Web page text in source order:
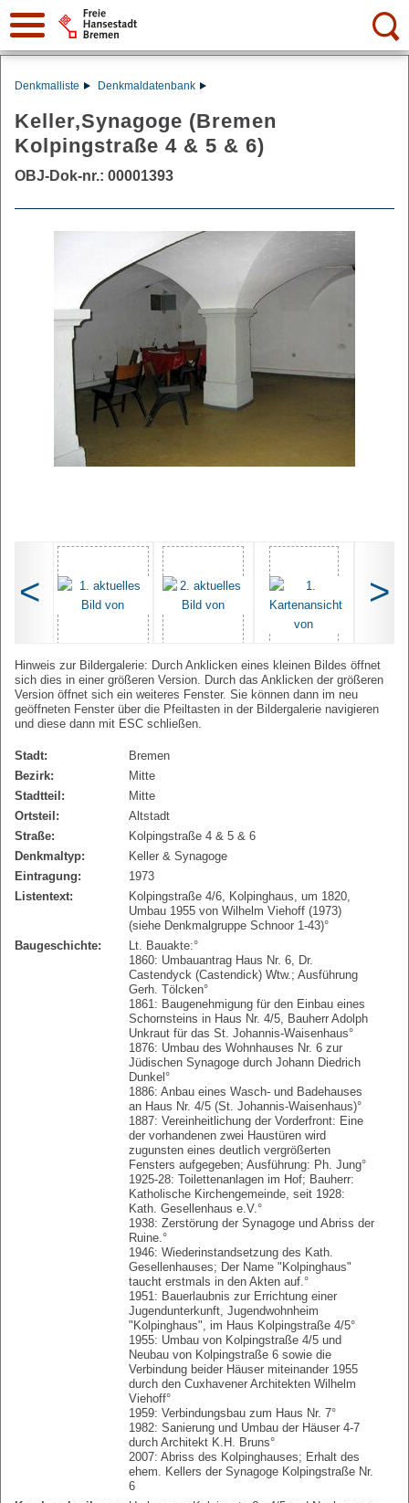
Suche:
Denkmalliste Denkmaldatenbank
Keller,Synagoge (Bremen
Kolpingstraße 4 & 5 & 6)
OBJ-Dok-nr.: 00001393
< >
Hinweis zur Bildergalerie: Durch Anklicken eines kleinen Bildes öffnet
sich dies in einer größeren Version. Durch das Anklicken der größeren
Version öffnet sich ein weiteres Fenster. Sie können dann im neu
geöffneten Fenster über die Pfeiltasten in der Bildergalerie navigieren
und diese dann mit ESC schließen.
Stadt:
Bremen
Bezirk:
Mitte
Stadtteil:
Mitte
Ortsteil:
Altstadt
Straße:
Kolpingstraße 4 & 5 & 6
Denkmaltyp:
Keller & Synagoge
Eintragung:
1973
Listentext:
Kolpingstraße 4/6, Kolpinghaus, um 1820,
Umbau 1955 von Wilhelm Viehoff (1973)
(siehe Denkmalgruppe Schnoor 1-43)°
Baugeschichte:
Lt. Bauakte:°
1860: Umbauantrag Haus Nr. 6, Dr.
Castendyck (Castendick) Wtw.; Ausführung
Gerh. Tölcken°
1861: Baugenehmigung für den Einbau eines
Schornsteins in Haus Nr. 4/5, Bauherr Adolph
Unkraut für das St. Johannis-Waisenhaus°
1876: Umbau des Wohnhauses Nr. 6 zur
Jüdischen Synagoge durch Johann Diedrich
Dunkel°
1886: Anbau eines Wasch- und Badehauses
an Haus Nr. 4/5 (St. Johannis-Waisenhaus)°
1887: Vereinheitlichung der Vorderfront: Eine
der vorhandenen zwei Haustüren wird
zugunsten eines deutlich vergrößerten
Fensters aufgegeben; Ausführung: Ph. Jung°
1925-28: Toilettenanlagen im Hof; Bauherr:
Katholische Kirchengemeinde, seit 1928:
Kath. Gesellenhaus e.V.°
1938: Zerstörung der Synagoge und Abriss der
Ruine.°
1946: Wiederinstandsetzung des Kath.
Gesellenhauses; Der Name "Kolpinghaus"
taucht erstmals in den Akten auf.°
1951: Bauerlaubnis zur Errichtung einer
Jugendunterkunft, Jugendwohnheim
"Kolpinghaus", im Haus Kolpingstraße 4/5°
1955: Umbau von Kolpingstraße 4/5 und
Neubau von Kolpingstraße 6 sowie die
Verbindung beider Häuser miteinander 1955
durch den Cuxhavener Architekten Wilhelm
Viehoff°
1959: Verbindungsbau zum Haus Nr. 7°
1982: Sanierung und Umbau der Häuser 4-7
durch Architekt K.H. Bruns°
2007: Abriss des Kolpinghauses; Erhalt des
ehem. Kellers der Synagoge Kolpingstraße Nr.
6